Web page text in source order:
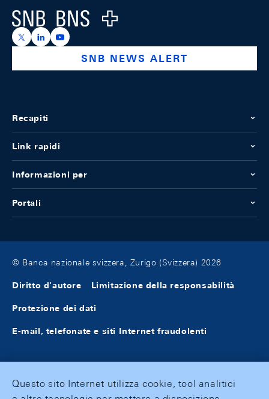
Logo
https://x.com/snb_bns
https://ch.linkedin.com/company/swiss-national-
https://www.youtube.com/@swissnationalbank
SNB NEWS ALERT
Recapiti
Link rapidi
Informazioni per
Portali
© Banca nazionale svizzera, Zurigo (Svizzera) 2026
Diritto d'autore Limitazione della responsabilità
Protezione dei dati
E-mail, telefonate e siti Internet fraudolenti
Questo sito Internet utilizza cookie, tool analitici